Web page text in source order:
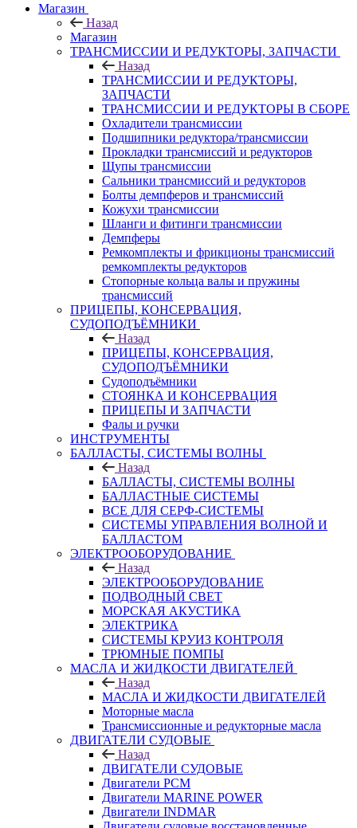
Магазин
Назад
Магазин
ТРАНСМИССИИ И РЕДУКТОРЫ, ЗАПЧАСТИ
Назад
ТРАНСМИССИИ И РЕДУКТОРЫ,
ЗАПЧАСТИ
ТРАНСМИССИИ И РЕДУКТОРЫ В СБОРЕ
Охладители трансмиссии
Подшипники редуктора/трансмиссии
Прокладки трансмиссий и редукторов
Щупы трансмиссии
Сальники трансмиссий и редукторов
Болты демпферов и трансмиссий
Кожухи трансмиссии
Шланги и фитинги трансмиссии
Демпферы
Ремкомплекты и фрикционы трансмиссий
ремкомплекты редукторов
Стопорные кольца валы и пружины
трансмиссий
ПРИЦЕПЫ, КОНСЕРВАЦИЯ,
СУДОПОДЪЁМНИКИ
Назад
ПРИЦЕПЫ, КОНСЕРВАЦИЯ,
СУДОПОДЪЁМНИКИ
Судоподъёмники
СТОЯНКА И КОНСЕРВАЦИЯ
ПРИЦЕПЫ И ЗАПЧАСТИ
Фалы и ручки
ИНСТРУМЕНТЫ
БАЛЛАСТЫ, СИСТЕМЫ ВОЛНЫ
Назад
БАЛЛАСТЫ, СИСТЕМЫ ВОЛНЫ
БАЛЛАСТНЫЕ СИСТЕМЫ
ВСЕ ДЛЯ СЕРФ-СИСТЕМЫ
СИСТЕМЫ УПРАВЛЕНИЯ ВОЛНОЙ И
БАЛЛАСТОМ
ЭЛЕКТРООБОРУДОВАНИЕ
Назад
ЭЛЕКТРООБОРУДОВАНИЕ
ПОДВОДНЫЙ СВЕТ
МОРСКАЯ АКУСТИКА
ЭЛЕКТРИКА
СИСТЕМЫ КРУИЗ КОНТРОЛЯ
ТРЮМНЫЕ ПОМПЫ
МАСЛА И ЖИДКОСТИ ДВИГАТЕЛЕЙ
Назад
МАСЛА И ЖИДКОСТИ ДВИГАТЕЛЕЙ
Моторные масла
Трансмиссионные и редукторные масла
ДВИГАТЕЛИ СУДОВЫЕ
Назад
ДВИГАТЕЛИ СУДОВЫЕ
Двигатели PCM
Двигатели MARINE POWER
Двигатели INDMAR